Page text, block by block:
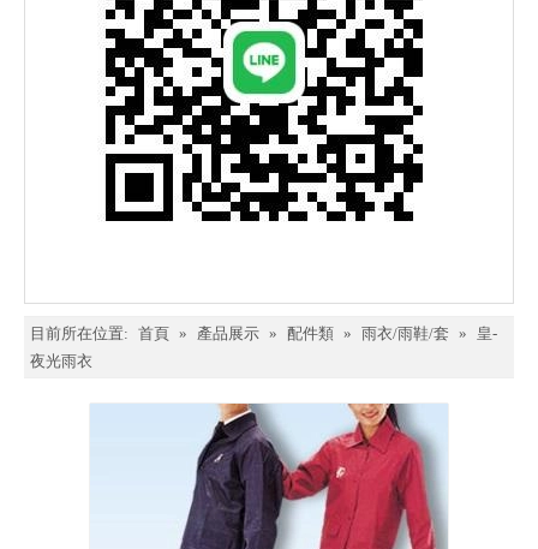
目前所在位置: 首頁 » 產品展示 » 配件類 » 雨衣/雨鞋/套 »
皇-
夜光雨衣